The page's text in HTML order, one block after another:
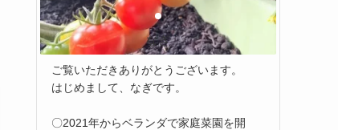
なぎ
ご覧いただきありがとうございます。
はじめまして、なぎです。
〇2021年からベランダで家庭菜園を開